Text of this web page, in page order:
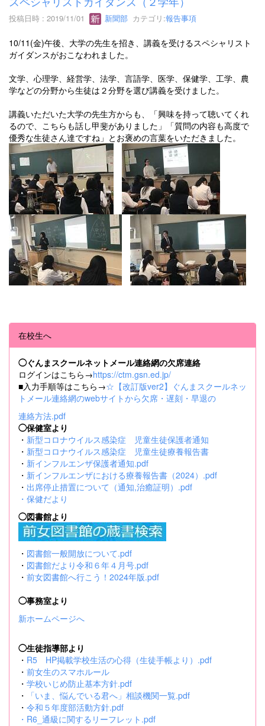
投稿日時 : 2019/11/01 新聞部 カテゴリ:報告事項
10/11(金)午後、大学の先生を招き、講義を受けるスペシャリスト
ガイダンスがおこなわれました。
文学、心理学、経営学、法学、言語学、医学、保健学、工学、農
学などの分野から生徒は２分野を選び講義を受けました。
講義いただいた大学の先生方からも、「興味を持って聴いてくれ
るので、こちらも話し甲斐がありました」「質問の内容も高度で
優秀な生徒さん達ですね」とお褒めの言葉をいただきました。
在校生へ
◯ぐんまスクールネットメール連絡網の欠席連絡
ログインはこちら→https://ctm.gsn.ed.jp/
■入力手順等はこちら→☆【改訂版ver2】ぐんまスクールネッ
トメール連絡網のwebサイトから欠席・遅刻・早退の
連絡方法.pdf
◯保健室より
・ 新型コロナウイルス感染症 児童生徒保護者通知
・ 新型コロナウイルス感染症 児童生徒療養報告書
・ 新インフルエンザ保護者通知.pdf
・ 新インフルエンザにおける療養報告書（2024）.pdf
・ 出席停止措置について（通知,治癒証明）.pdf
・ 保健だより
◯図書館より
・ 図書館一般開放について.pdf
・ 図書館だより令和６年４月号.pdf
・ 前女図書館へ行こう！2024年版.pdf
◯事務室より
新ホームページへ
◯生徒指導部より
・ R5 HP掲載学校生活の心得（生徒手帳より）.pdf
・ 前女生のスマホルール
・ 学校いじめ防止基本方針.pdf
・
「いま、悩んでいる君へ」相談機関一覧.pdf
・ 令和５年度部活動方針.pdf
・ R6_通級に関するリーフレット.pdf